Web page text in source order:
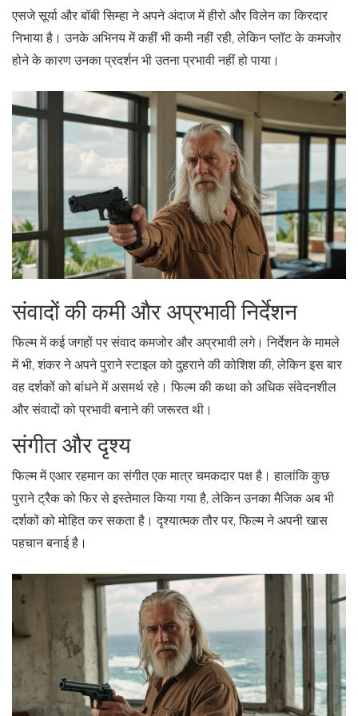
एसजे सूर्या और बॉबी सिम्हा ने अपने अंदाज में हीरो और विलेन का किरदार
निभाया है। उनके अभिनय में कहीं भी कमी नहीं रही, लेकिन प्लॉट के कमजोर
होने के कारण उनका प्रदर्शन भी उतना प्रभावी नहीं हो पाया।
संवादों की कमी और अप्रभावी निर्देशन
फिल्म में कई जगहों पर संवाद कमजोर और अप्रभावी लगे। निर्देशन के मामले
में भी, शंकर ने अपने पुराने स्टाइल को दुहराने की कोशिश की, लेकिन इस बार
वह दर्शकों को बांधने में असमर्थ रहे। फिल्म की कथा को अधिक संवेदनशील
और संवादों को प्रभावी बनाने की जरूरत थी।
संगीत और दृश्य
फिल्म में एआर रहमान का संगीत एक मात्र चमकदार पक्ष है। हालांकि कुछ
पुराने ट्रैक को फिर से इस्तेमाल किया गया है, लेकिन उनका मैजिक अब भी
दर्शकों को मोहित कर सकता है। दृश्यात्मक तौर पर, फिल्म ने अपनी खास
पहचान बनाई है।